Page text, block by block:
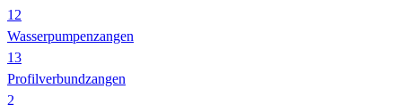
12
Wasserpumpenzangen
13
Profilverbundzangen
2